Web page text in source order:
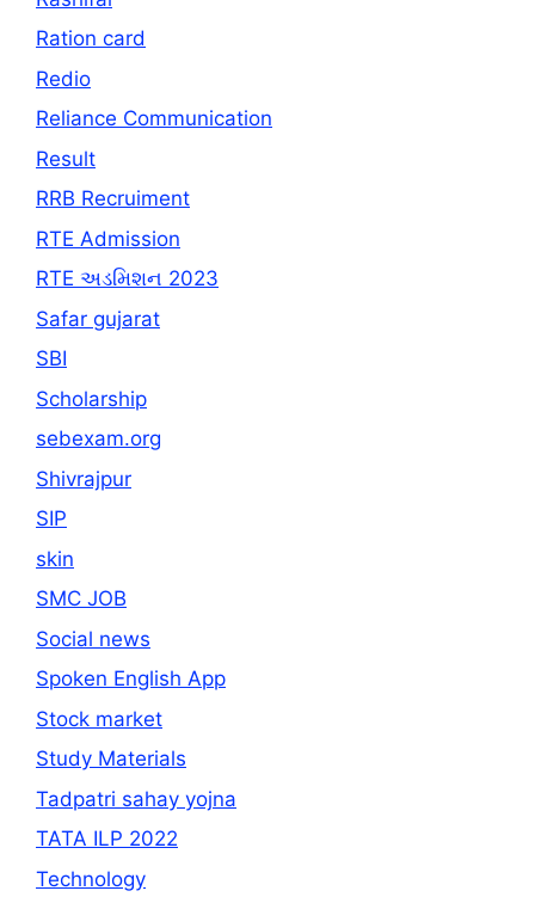
Ration card
Redio
Reliance Communication
Result
RRB Recruiment
RTE Admission
RTE અડમિશન 2023
Safar gujarat
SBI
Scholarship
sebexam.org
Shivrajpur
SIP
skin
SMC JOB
Social news
Spoken English App
Stock market
Study Materials
Tadpatri sahay yojna
TATA ILP 2022
Technology